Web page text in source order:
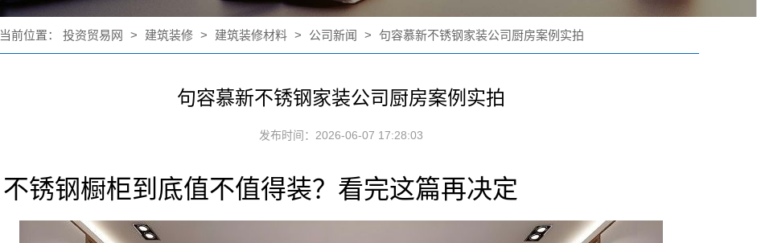
当前位置： 投资贸易网 > 建筑装修 > 建筑装修材料 > 公司新闻 > 句容慕新不锈钢家装公司厨房案例实拍
句容慕新不锈钢家装公司厨房案例实拍
发布时间：2026-06-07 17:28:03
不锈钢橱柜到底值不值得装？看完这篇再决定